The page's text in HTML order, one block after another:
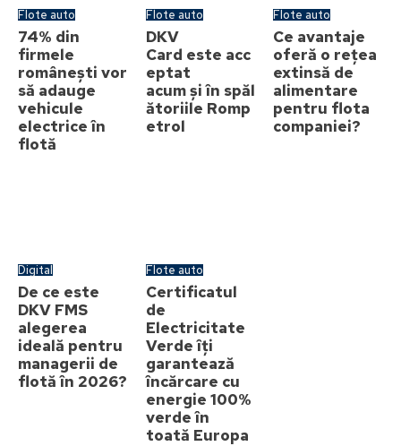
Flote auto
74% din
firmele
românești vor
să adauge
vehicule
electrice în
flotă
Flote auto
DKV
Card este acc
eptat
acum și în spăl
ătoriile Romp
etrol
Flote auto
Ce avantaje
oferă o rețea
extinsă de
alimentare
pentru flota
companiei?
Digital
De ce este
DKV FMS
alegerea
ideală pentru
managerii de
flotă în 2026?
Flote auto
Certificatul
de
Electricitate
Verde îți
garantează
încărcare cu
energie 100%
verde în
toată Europa